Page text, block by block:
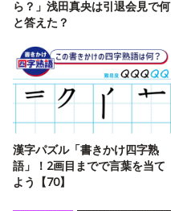
ら？」浅田真央は引退会見で何
と答えた？
漢字パズル「書きかけ四字熟
語」！2画目までで言葉を当て
よう【70】